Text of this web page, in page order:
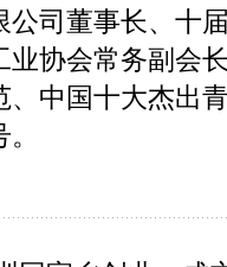
公司董事长、十
业协会常务副会
、中国十大杰出